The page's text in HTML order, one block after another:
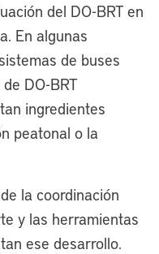
del DO-BRT en
En algunas
de buses
DO-BRT
ingredientes
peatonal o la
la coordinación
y las herramientas
ese desarrollo.